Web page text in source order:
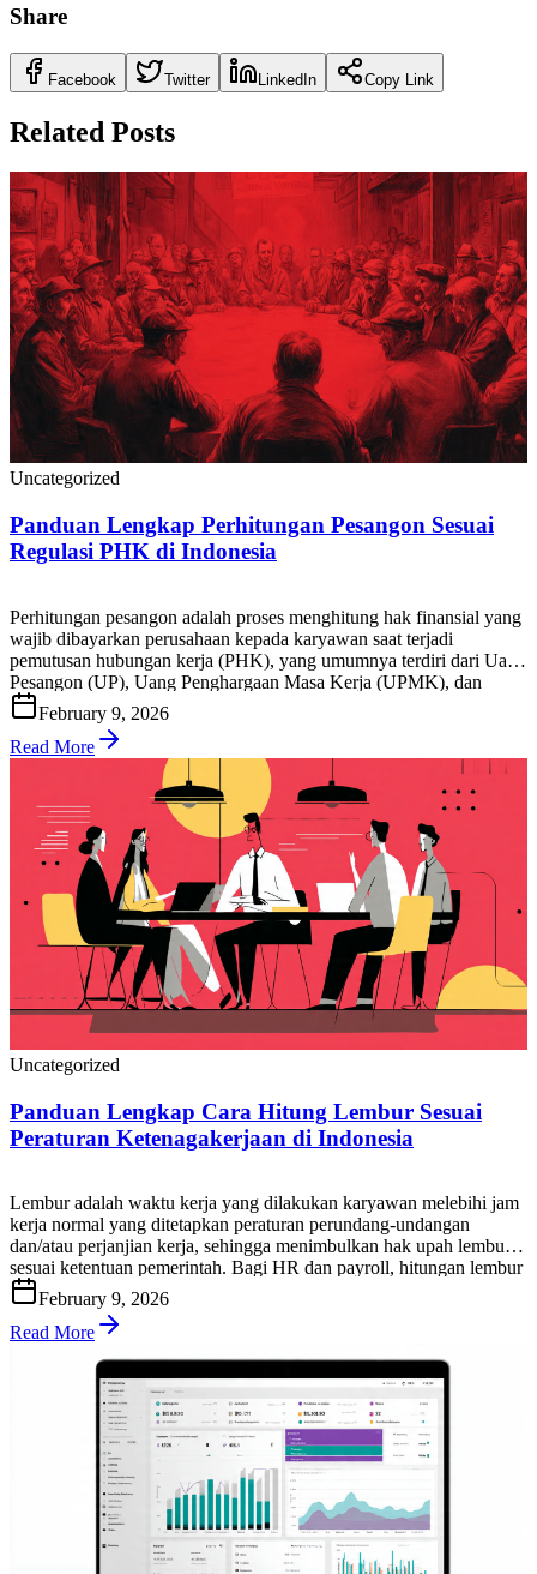
Share
Facebook Twitter LinkedIn Copy Link
Related Posts
Uncategorized
Panduan Lengkap Perhitungan Pesangon Sesuai
Regulasi PHK di Indonesia
Perhitungan pesangon adalah proses menghitung hak finansial yang
wajib dibayarkan perusahaan kepada karyawan saat terjadi
pemutusan hubungan kerja (PHK), yang umumnya terdiri dari Uang
Pesangon (UP), Uang Penghargaan Masa Kerja (UPMK), dan
Uang Penggantian Hak (UPH), sesuai ketentuan peraturan
ketenagakerjaan yang berlaku di Indonesia. Bagi HR, tim payroll,
pemilik bisnis, maupun karyawan, akurasi hitung pesangon […]
February 9, 2026
Read More
Uncategorized
Panduan Lengkap Cara Hitung Lembur Sesuai
Peraturan Ketenagakerjaan di Indonesia
Lembur adalah waktu kerja yang dilakukan karyawan melebihi jam
kerja normal yang ditetapkan peraturan perundang-undangan
dan/atau perjanjian kerja, sehingga menimbulkan hak upah lembur
sesuai ketentuan pemerintah. Bagi HR dan payroll, hitungan lembur
yang tepat penting untuk menjaga kepatuhan, mencegah sengketa,
dan memastikan biaya tenaga kerja terkendali. Di artikel ini, Anda
akan mendapatkan panduan praktis cara […]
February 9, 2026
Read More